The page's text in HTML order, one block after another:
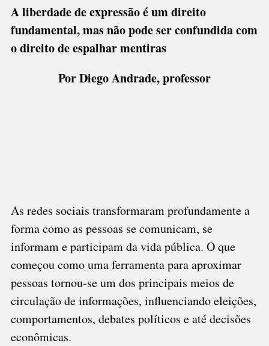
A liberdade de expressão é um direito
fundamental, mas não pode ser confundida com
o direito de espalhar mentiras
Por Diego Andrade, professor
As redes sociais transformaram profundamente a
forma como as pessoas se comunicam, se
informam e participam da vida pública. O que
começou como uma ferramenta para aproximar
pessoas tornou-se um dos principais meios de
circulação de informações, influenciando eleições,
comportamentos, debates políticos e até decisões
econômicas.